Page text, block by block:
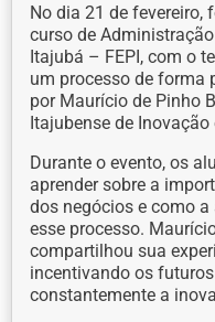
No dia 21 de fevereiro,
curso de
Itajubá – FEPI, com o
um processo de forma
por Maurício de Pinho
Itajubense de Inovação
Durante o evento, os
aprender sobre a
dos negócios e como
esse processo.
compartilhou sua
incentivando os
constantemente a